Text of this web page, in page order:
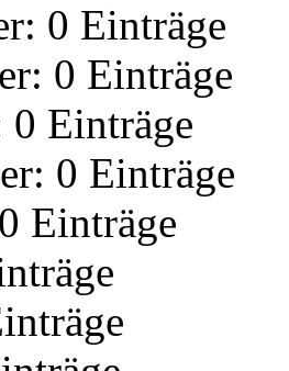
0 Einträge
0 Einträge
0 Einträge
0 Einträge
0 Einträge